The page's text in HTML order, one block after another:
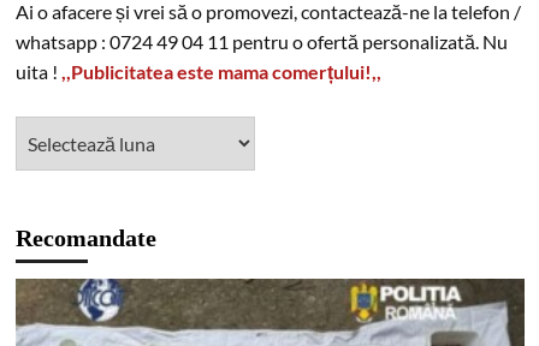
Ai o afacere și vrei să o promovezi, contactează-ne la telefon /
whatsapp : 0724 49 04 11 pentru o ofertă personalizată. Nu
uita ! ,,Publicitatea este mama comerțului!,,
Recomandate